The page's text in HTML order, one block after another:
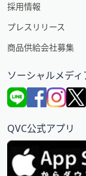
採用情報
プレスリリース
商品供給会社募集
ソーシャルメデ
QVC公式アプリ